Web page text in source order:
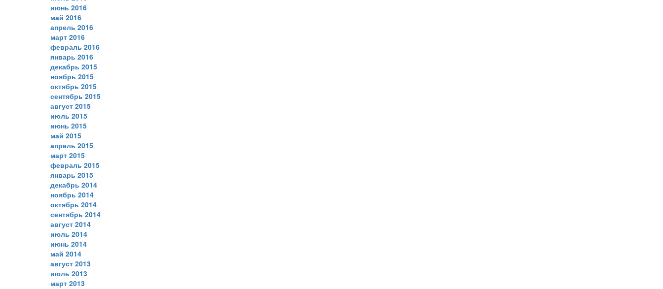
июнь 2016
май 2016
апрель 2016
март 2016
февраль 2016
январь 2016
декабрь 2015
ноябрь 2015
октябрь 2015
сентябрь 2015
август 2015
июль 2015
июнь 2015
май 2015
апрель 2015
март 2015
февраль 2015
январь 2015
декабрь 2014
ноябрь 2014
октябрь 2014
сентябрь 2014
август 2014
июль 2014
июнь 2014
май 2014
август 2013
июль 2013
март 2013